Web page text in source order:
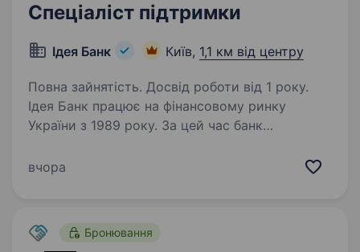
Спеціаліст підтримки
Ідея Банк Київ, 1,1 км від центру
Повна зайнятість. Досвід роботи від 1 року.
Ідея Банк працює на фінансовому ринку
України з 1989 року. За цей час банк
партнер для клієнтів. Наша справжня
вчора
Бронювання